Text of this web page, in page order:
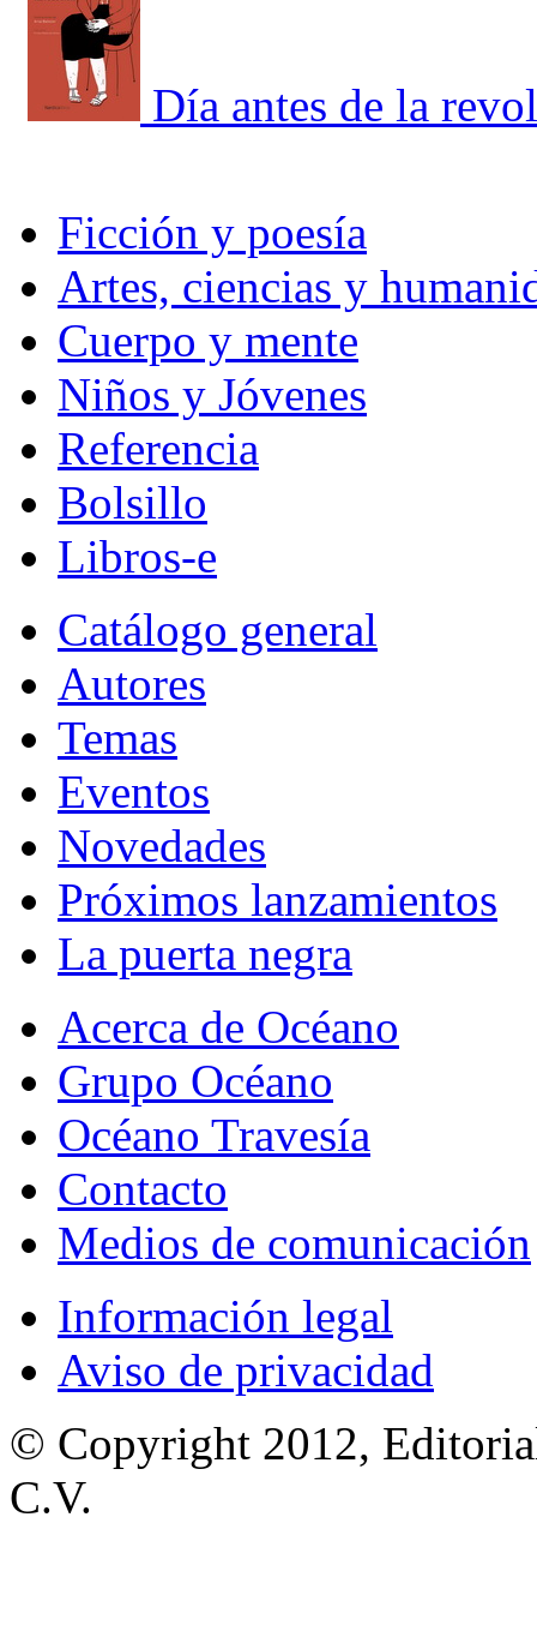
Día antes de la
Ficción y poesía
Artes, ciencias y
Cuerpo y mente
Niños y Jóvenes
Referencia
Bolsillo
Libros-e
Catálogo general
Autores
Temas
Eventos
Novedades
Próximos lanzamientos
La puerta negra
Acerca de Océano
Grupo Océano
Océano Travesía
Contacto
Medios de comunicación
Información legal
Aviso de privacidad
© Copyright 2012,
C.V.